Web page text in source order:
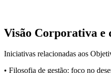
Visão Corporativa e
Iniciativas relacionadas aos
• Filosofia de gestão: foco no